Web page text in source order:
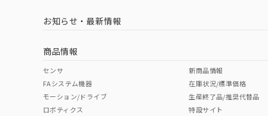
中国 RoHS 注意事項・凡例
中国 RoHS表
Pb Hg Cr(VI)
（イギリス
（ノルウェー
お知らせ・最新情報
商品情報
センサ
FAシステム機器
モーション/ドライブ
ロボティクス
新商品情報
在庫状況/標準価格
生産終了品/推奨代替品
特設サイト